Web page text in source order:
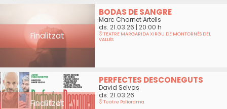
Finalitzat
BODAS DE SANGRE
Marc Chornet Artells
ds. 21.03.26 | 20:00 h
TEATRE MARGARIDA XIRGU DE MONTORNÈS DEL
VALLÈS
Finalitzat
PERFECTES DESCONEGUTS
David Selvas
ds. 21.03.26
Teatre Poliorama